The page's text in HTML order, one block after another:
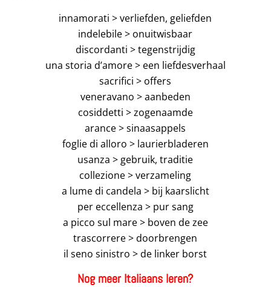
innamorati > verliefden, geliefden
indelebile > onuitwisbaar
discordanti > tegenstrijdig
una storia d’amore > een liefdesverhaal
sacrifici > offers
veneravano > aanbeden
cosiddetti > zogenaamde
arance > sinaasappels
foglie di alloro > laurierbladeren
usanza > gebruik, traditie
collezione > verzameling
a lume di candela > bij kaarslicht
per eccellenza > pur sang
a picco sul mare > boven de zee
trascorrere > doorbrengen
il seno sinistro > de linker borst
Nog meer Italiaans leren?